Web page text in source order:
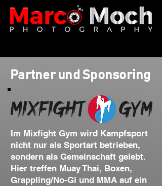
Partner und Sponsoring
Im Mixfight Gym wird Kampfsport
nicht nur als Sportart betrieben,
sondern als Gemeinschaft gelebt.
Hier treffen Muay Thai, Boxen,
Grappling/No-Gi und MMA auf ein